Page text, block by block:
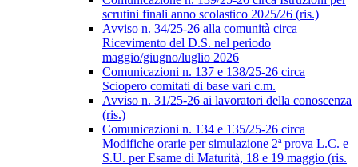
scrutini finali anno scolastico 2025/26 (ris.)
Avviso n. 34/25-26 alla comunità circa
Ricevimento del D.S. nel periodo
maggio/giugno/luglio 2026
Comunicazioni n. 137 e 138/25-26 circa
Sciopero comitati di base vari c.m.
Avviso n. 31/25-26 ai lavoratori della conoscenza
(ris.)
Comunicazioni n. 134 e 135/25-26 circa
Modifiche orarie per simulazione 2ª prova L.C. e
S.U. per Esame di Maturità, 18 e 19 maggio (ris.